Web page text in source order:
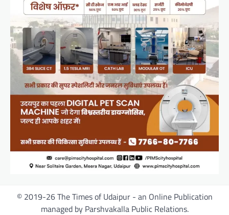
© 2019-26 The Times of Udaipur - an Online Publication
managed by Parshvakalla Public Relations.